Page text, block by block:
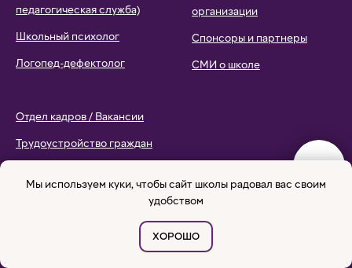
Мы используем куки, чтобы сайт школы радовал вас своим
удобством
ХОРОШО
педагогическая служба)
Школьный психолог
Логопед-дефектолог
Отдел кадров / Вакансии
Трудоустройство граждан
организации
Спонсоры и партнеры
СМИ о школе